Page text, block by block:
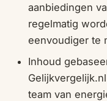
aanbiedingen
regelmatig
eenvoudiger te
Inhoud
team van